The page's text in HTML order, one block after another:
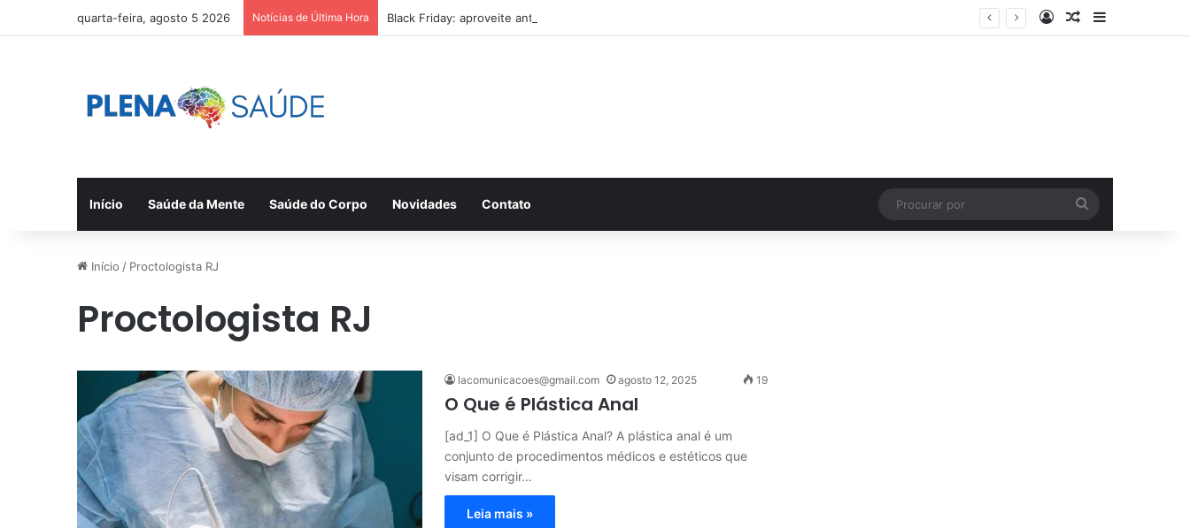
quarta-feira, agosto 5 2026 Notícias de Última Hora Black Friday: aproveite antes que acabe EntrarArtigo aleatório
Barra Lateral
Início Saúde da Mente Saúde do Corpo Novidades Contato
por
Início / Proctologista RJ
Proctologista RJ
lacomunicacoes@gmail.com agosto 12, 2025 19
O Que é Plástica Anal
[ad_1] O Que é Plástica Anal? A plástica anal é um
conjunto de procedimentos médicos e estéticos que
visam corrigir…
Leia mais »